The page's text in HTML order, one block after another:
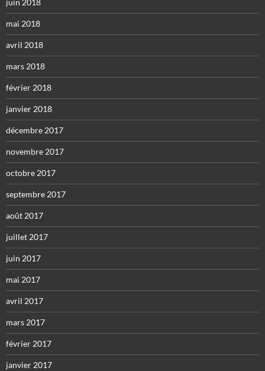
juin 2018
mai 2018
avril 2018
mars 2018
février 2018
janvier 2018
décembre 2017
novembre 2017
octobre 2017
septembre 2017
août 2017
juillet 2017
juin 2017
mai 2017
avril 2017
mars 2017
février 2017
janvier 2017